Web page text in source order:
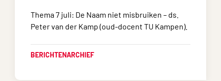
Thema 7 juli: De Naam niet misbruiken – ds.
Peter van der Kamp (oud-docent TU Kampen).
BERICHTENARCHIEF